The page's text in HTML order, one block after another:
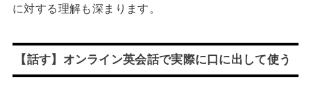
に対する理解も深まります。
【話す】オンライン英会話で実際に口に出して使う